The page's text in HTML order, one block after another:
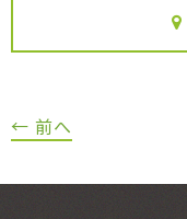
← 前へ